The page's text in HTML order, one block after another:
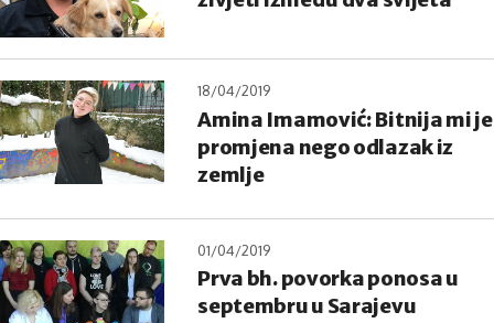
18/04/2019
Amina Imamović: Bitnija mi je
promjena nego odlazak iz
zemlje
01/04/2019
Prva bh. povorka ponosa u
septembru u Sarajevu